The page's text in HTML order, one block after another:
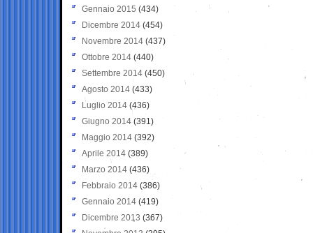
Gennaio 2015 (434)
Dicembre 2014 (454)
Novembre 2014 (437)
Ottobre 2014 (440)
Settembre 2014 (450)
Agosto 2014 (433)
Luglio 2014 (436)
Giugno 2014 (391)
Maggio 2014 (392)
Aprile 2014 (389)
Marzo 2014 (436)
Febbraio 2014 (386)
Gennaio 2014 (419)
Dicembre 2013 (367)